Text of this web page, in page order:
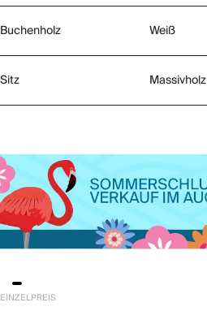
Buchenholz Weiß
Sitz Massivholz
EINZELPREIS